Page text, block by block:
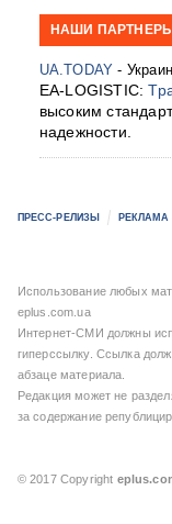
НАШИ
UA.TODAY -
EA-LOGISTIC:
высоким
надежности.
ПРЕСС-РЕЛИЗЫ РЕКЛАМА
Использование любых
eplus.com.ua
Интернет-СМИ должны
гиперссылку. Ссылка
абзаце материала.
Редакция может не
за содержание
© 2017 Copyright